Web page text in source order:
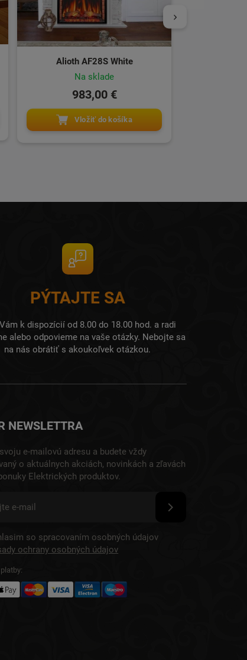
Alioth AF28S White
Na sklade
983,00 €
Vložiť do košíka
PÝTAJTE SA
k dispozícií od 8.00 do 18.00 hod. a radi
alebo odpovieme na vaše otázky. Nebojte sa
na nás obrátiť s akoukoľvek otázkou.
NEWSLETTRA
e-mailovú adresu a budete vždy
o aktuálnych akciách, novinkách a zľavách
Elektrických produktov.
so spracovaním osobných údajov
ochrany osobných údajov